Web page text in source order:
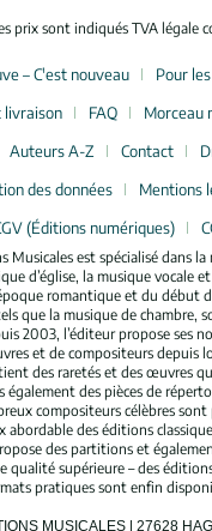
prix sont indiqués TVA légale
– C'est nouveau
Pour
livraison
FAQ
Morceau
Auteurs A-Z Contact
des données
Mentions
(Éditions numériques)
Musicales est spécialisé dans la
d’église, la musique vocale
romantique et du début
que la musique de chambre,
2003, l’éditeur propose ses
et de compositeurs depuis
des raretés et des œuvres
également des pièces de
compositeurs célèbres sont
abordable des éditions
des partitions et
qualité supérieure – des
pratiques sont enfin
MUSICALES | 27628